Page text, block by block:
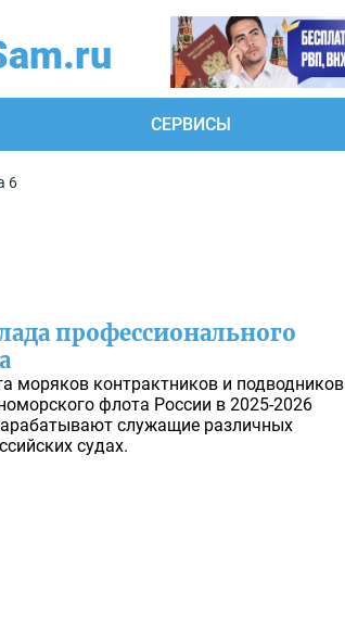
СЕРВИСЫ
6
профессионального
моряков контрактников и подводников
флота России в 2025-2026
служащие различных
судах.